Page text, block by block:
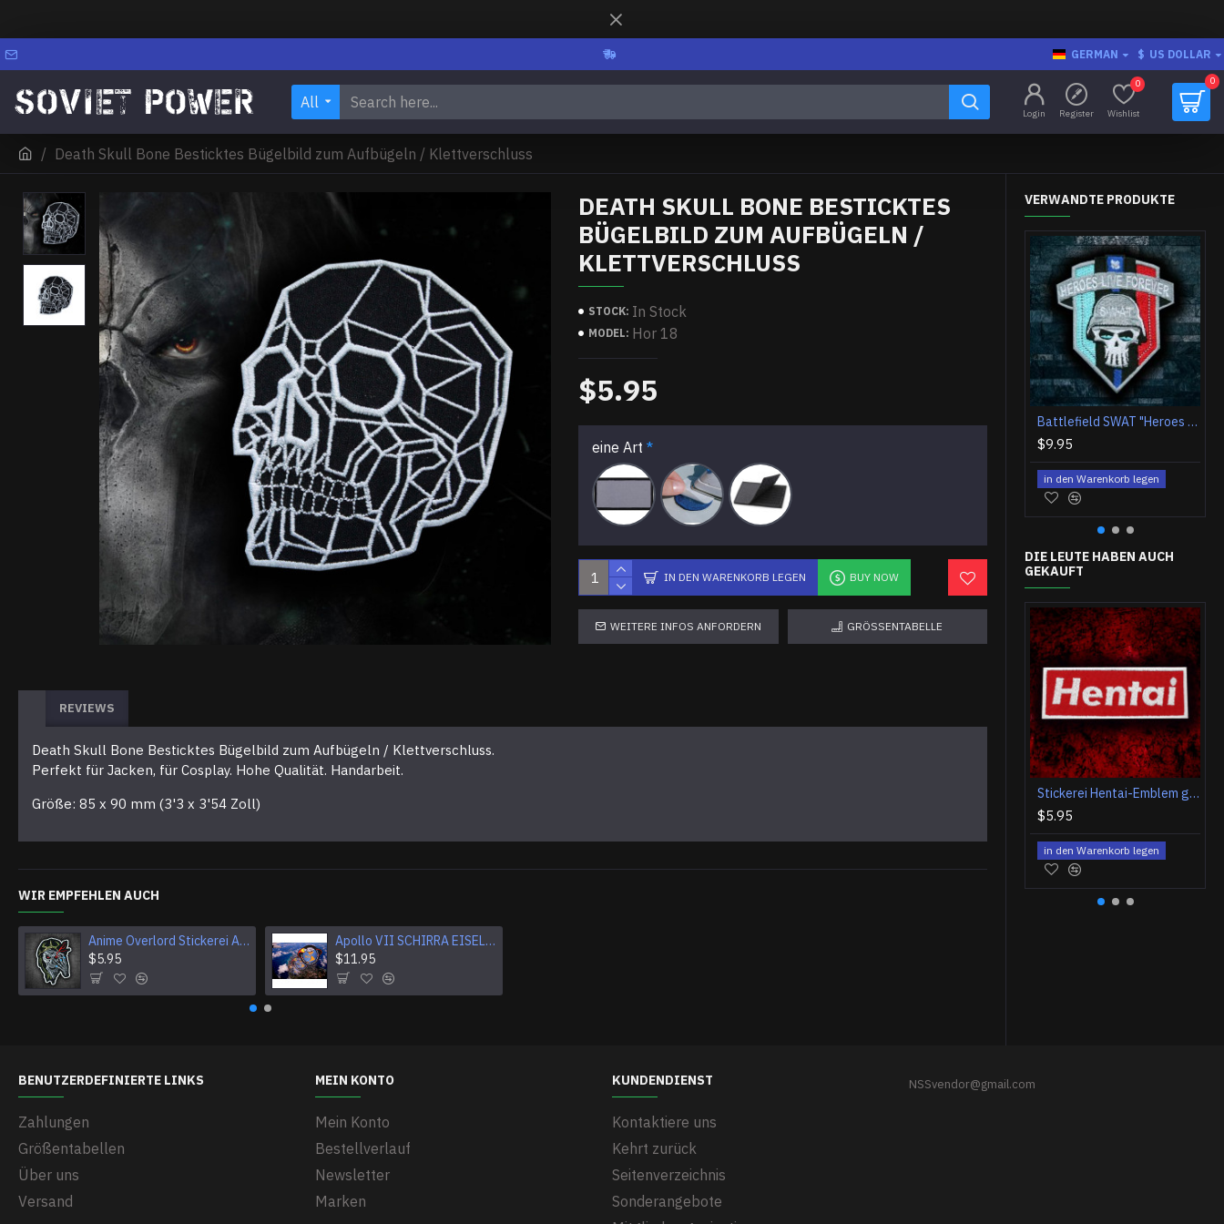
GERMAN $ US DOLLAR
All
Login Register Wishlist
0 0
Death Skull Bone Besticktes Bügelbild zum Aufbügeln / Klettverschluss
DEATH SKULL BONE BESTICKTES
BÜGELBILD ZUM AUFBÜGELN /
KLETTVERSCHLUSS
STOCK: In Stock
MODEL: Hor 18
$5.95
eine Art
IN DEN WARENKORB LEGEN BUY NOW
WEITERE INFOS ANFORDERN GRÖSSENTABELLE
REVIEWS
Death Skull Bone Besticktes Bügelbild zum Aufbügeln / Klettverschluss.
Perfekt für Jacken, für Cosplay. Hohe Qualität. Handarbeit.
Größe: 85 x 90 mm (3'3 x 3'54 Zoll)
WIR EMPFEHLEN AUCH
Anime Overlord Stickerei Ainz Ooal Kleid Patch Sorcerer King Bügelbild Klettverschluss Mga bestickt Aufnäher Halloween Totenkopf Geschenk
$5.95
Apollo VII SCHIRRA EISELE CUNNINGHAM Logo NASA Stickerei Patch
$11.95
VERWANDTE PRODUKTE
Battlefield SWAT "Heroes Live Forever" gestickter Aufnäher zum Aufbügeln / Klettverschluss
$9.95
in den Warenkorb legen
DIE LEUTE HABEN AUCH
GEKAUFT
Stickerei Hentai-Emblem gesticktes Bügelbild / Klett-Ärmel-Patch
$5.95
in den Warenkorb legen
BENUTZERDEFINIERTE LINKS
Zahlungen
Größentabellen
Über uns
Versand
MEIN KONTO
Mein Konto
Bestellverlauf
Newsletter
Marken
KUNDENDIENST
Kontaktiere uns
Kehrt zurück
Seitenverzeichnis
Sonderangebote
NSSvendor@gmail.com